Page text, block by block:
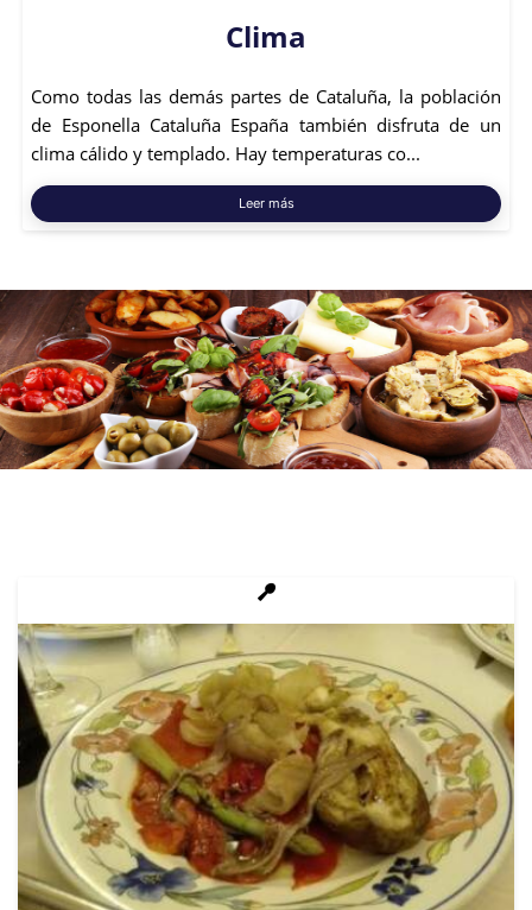
Clima
Como todas las demás partes de Cataluña, la población
de Esponella Cataluña España también disfruta de un
clima cálido y templado. Hay temperaturas co...
Leer más